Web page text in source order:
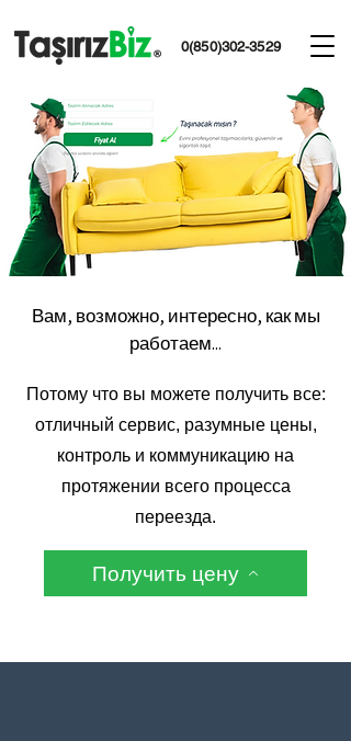
0(850)302-3529
Вам, возможно, интересно, как мы
работаем...
Потому что вы можете получить все:
отличный сервис, разумные цены,
контроль и коммуникацию на
протяжении всего процесса
переезда.
Получить цену